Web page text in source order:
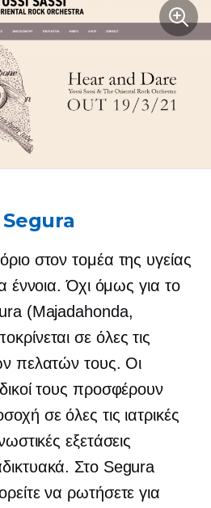
Segura
στον τομέα της υγείας
έννοια. Όχι όμως για το
(Majadahonda,
σε όλες τις
πελατών τους. Οι
τους προσφέρουν
σε όλες τις ιατρικές
εξετάσεις
Στο Segura
να ρωτήσετε για